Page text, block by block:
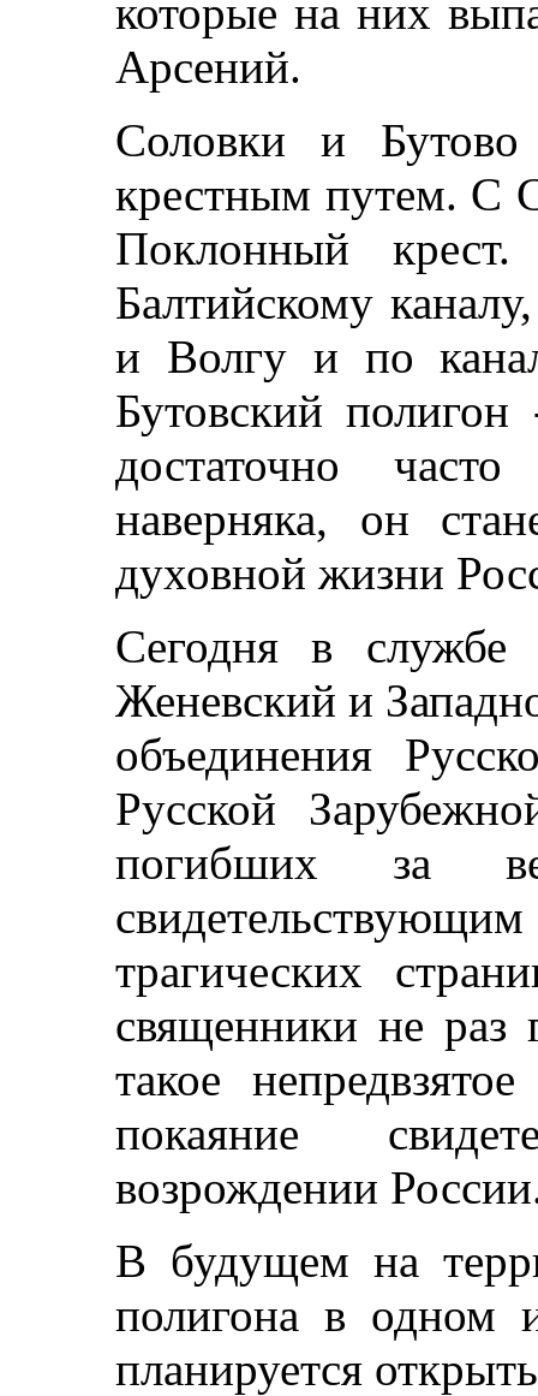
которые на них
Арсений.
Соловки и
крестным путем. С
Поклонный
Балтийскому
и Волгу и по
Бутовский
достаточно
наверняка, он
духовной жизни
Сегодня в службе
Женевский и
объединения
Русской
погибших за
трагических
священники не раз
такое
покаяние
возрождении
В будущем на
полигона в одном
планируется